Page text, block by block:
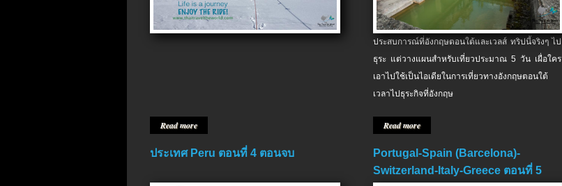
Read more
ประสบการณ์ที่อังกฤษตอนใต้และเวลส์ ทริปนี้จริงๆ ไป
ธุระ แต่วางแผนสำหรับเที่ยวประมาณ 5 วัน เผื่อใคร
เอาไปใช้เป็นไอเดียในการเที่ยวทางอังกฤษตอนใต้
เวลาไปธุระกิจที่อังกฤษ
Read more
ประเทศ Peru ตอนที่ 4 ตอนจบ
Portugal-Spain (Barcelona)-
Switzerland-Italy-Greece ตอนที่ 5